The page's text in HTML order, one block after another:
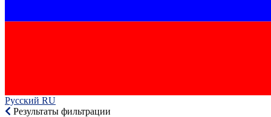
Русский RU‎
Результаты фильтрации